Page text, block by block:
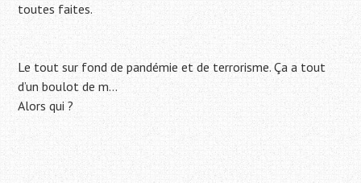
toutes faites.
Le tout sur fond de pandémie et de terrorisme. Ça a tout
d’un boulot de m…
Alors qui ?